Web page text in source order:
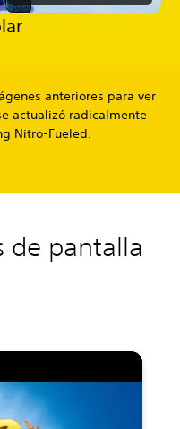
anteriores para ver
actualizó radicalmente
Nitro-Fueled.
de pantalla